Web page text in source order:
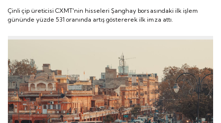
artış göstererek ilk imza attı.
Çinli çip üreticisi CXMT'nin hisseleri Şanghay borsasındaki ilk işlem
gününde yüzde 531 oranında artış göstererek ilk imza attı.